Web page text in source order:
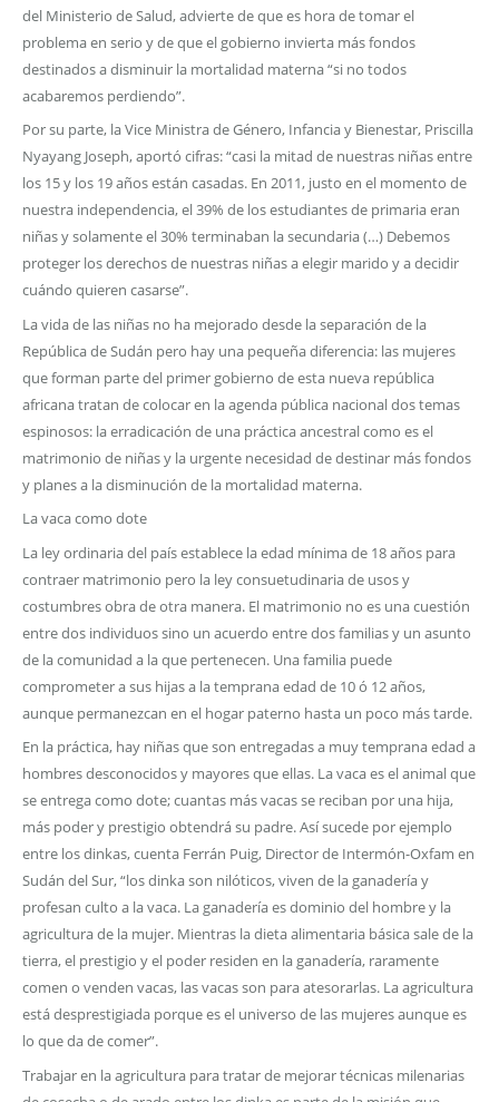
del Ministerio de Salud, advierte de que es hora de tomar el
problema en serio y de que el gobierno invierta más fondos
destinados a disminuir la mortalidad materna “si no todos
acabaremos perdiendo”.
Por su parte, la Vice Ministra de Género, Infancia y Bienestar, Priscilla
Nyayang Joseph, aportó cifras: “casi la mitad de nuestras niñas entre
los 15 y los 19 años están casadas. En 2011, justo en el momento de
nuestra independencia, el 39% de los estudiantes de primaria eran
niñas y solamente el 30% terminaban la secundaria (…) Debemos
proteger los derechos de nuestras niñas a elegir marido y a decidir
cuándo quieren casarse”.
La vida de las niñas no ha mejorado desde la separación de la
República de Sudán pero hay una pequeña diferencia: las mujeres
que forman parte del primer gobierno de esta nueva república
africana tratan de colocar en la agenda pública nacional dos temas
espinosos: la erradicación de una práctica ancestral como es el
matrimonio de niñas y la urgente necesidad de destinar más fondos
y planes a la disminución de la mortalidad materna.
La vaca como dote
La ley ordinaria del país establece la edad mínima de 18 años para
contraer matrimonio pero la ley consuetudinaria de usos y
costumbres obra de otra manera. El matrimonio no es una cuestión
entre dos individuos sino un acuerdo entre dos familias y un asunto
de la comunidad a la que pertenecen. Una familia puede
comprometer a sus hijas a la temprana edad de 10 ó 12 años,
aunque permanezcan en el hogar paterno hasta un poco más tarde.
En la práctica, hay niñas que son entregadas a muy temprana edad a
hombres desconocidos y mayores que ellas. La vaca es el animal que
se entrega como dote; cuantas más vacas se reciban por una hija,
más poder y prestigio obtendrá su padre. Así sucede por ejemplo
entre los dinkas, cuenta Ferrán Puig, Director de Intermón-Oxfam en
Sudán del Sur, “los dinka son nilóticos, viven de la ganadería y
profesan culto a la vaca. La ganadería es dominio del hombre y la
agricultura de la mujer. Mientras la dieta alimentaria básica sale de la
tierra, el prestigio y el poder residen en la ganadería, raramente
comen o venden vacas, las vacas son para atesorarlas. La agricultura
está desprestigiada porque es el universo de las mujeres aunque es
lo que da de comer”.
Trabajar en la agricultura para tratar de mejorar técnicas milenarias